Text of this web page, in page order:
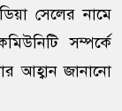
সেলের নামে
সম্পর্কে
আহ্বান জানানো